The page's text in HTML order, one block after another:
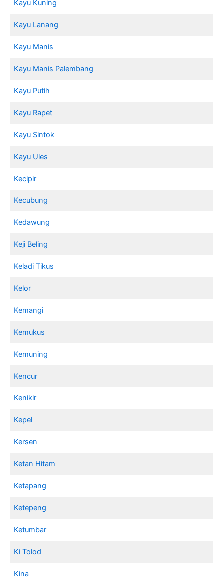
Kayu Kuning
Kayu Lanang
Kayu Manis
Kayu Manis Palembang
Kayu Putih
Kayu Rapet
Kayu Sintok
Kayu Ules
Kecipir
Kecubung
Kedawung
Keji Beling
Keladi Tikus
Kelor
Kemangi
Kemukus
Kemuning
Kencur
Kenikir
Kepel
Kersen
Ketan Hitam
Ketapang
Ketepeng
Ketumbar
Ki Tolod
Kina